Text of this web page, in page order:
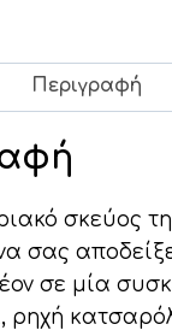
Περιγραφή
σκεύος
σας
σε μία
ρηχή